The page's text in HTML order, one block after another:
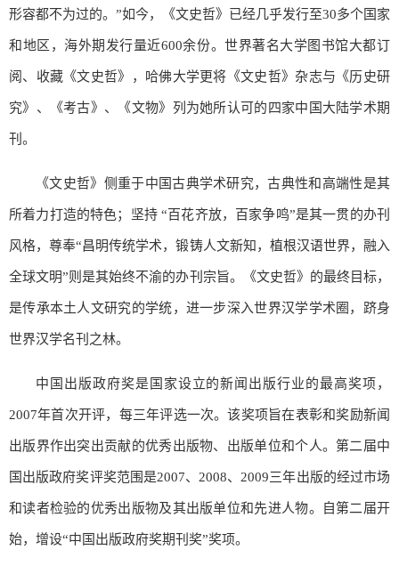
形容都不为过的。”如今，《文史哲》已经几乎发行至30多个国家
和地区，海外期发行量近600余份。世界著名大学图书馆大都订
阅、收藏《文史哲》，哈佛大学更将《文史哲》杂志与《历史研
究》、《考古》、《文物》列为她所认可的四家中国大陆学术期
刊。
《文史哲》侧重于中国古典学术研究，古典性和高端性是其
所着力打造的特色；坚持 “百花齐放，百家争鸣”是其一贯的办刊
风格，尊奉“昌明传统学术，锻铸人文新知，植根汉语世界，融入
全球文明”则是其始终不渝的办刊宗旨。《文史哲》的最终目标，
是传承本土人文研究的学统，进一步深入世界汉学学术圈，跻身
世界汉学名刊之林。
中国出版政府奖是国家设立的新闻出版行业的最高奖项，
2007年首次开评，每三年评选一次。该奖项旨在表彰和奖励新闻
出版界作出突出贡献的优秀出版物、出版单位和个人。第二届中
国出版政府奖评奖范围是2007、2008、2009三年出版的经过市场
和读者检验的优秀出版物及其出版单位和先进人物。自第二届开
始，增设“中国出版政府奖期刊奖”奖项。